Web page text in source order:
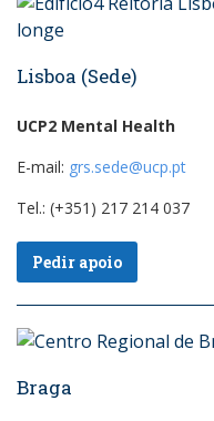
Lisboa (Sede)
UCP2 Mental Health
E-mail: grs.sede@ucp.pt
Tel.: (+351) 217 214 037
Pedir apoio
Braga